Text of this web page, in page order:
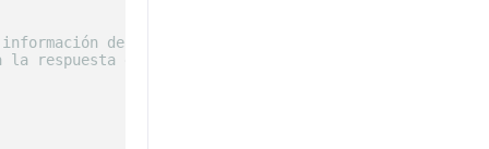
de la versión
respuesta de la placa